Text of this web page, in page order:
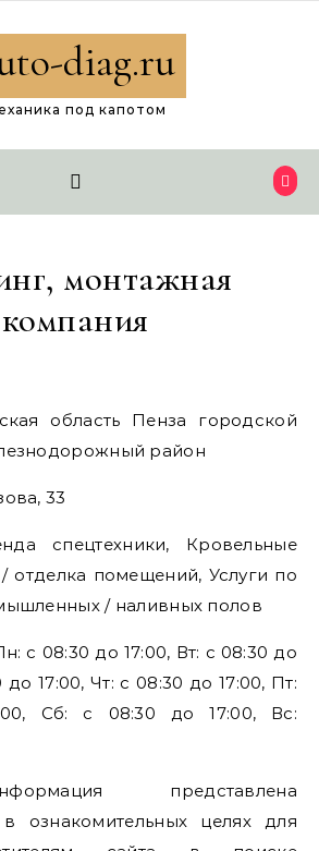
diag.ru
под капотом
монтажная
компания
район
33
спецтехники, Кровельные
отделка помещений, Услуги по
/ наливных полов
с 08:30 до 17:00, Вт: с 08:30 до
до 17:00, Чт: с 08:30 до 17:00, Пт:
Сб: с 08:30 до 17:00, Вс:
представлена
в ознакомительных целях для